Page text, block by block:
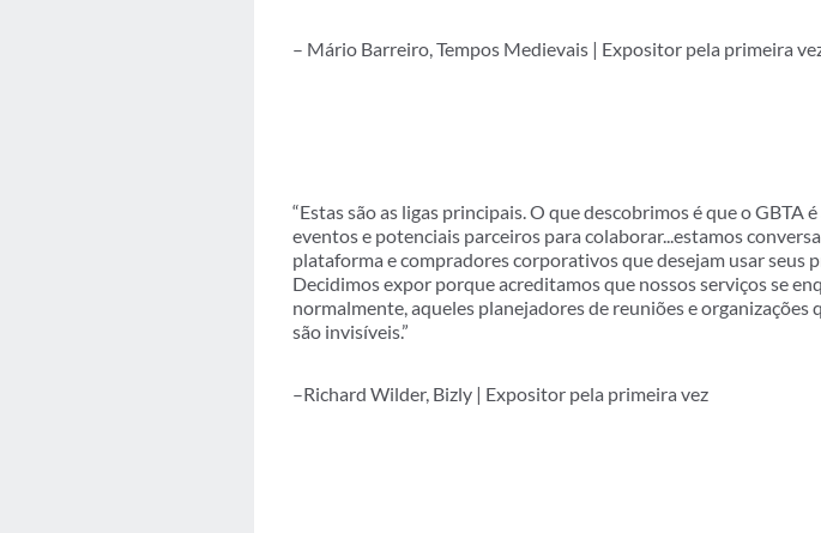
– Mário Barreiro, Tempos Medievais | Expositor pela primeira
“Estas são as ligas principais. O que descobrimos é que o
eventos e potenciais parceiros para colaborar...estamos
plataforma e compradores corporativos que desejam usar seus
Decidimos expor porque acreditamos que nossos serviços se
normalmente, aqueles planejadores de reuniões e
são invisíveis.”
–Richard Wilder, Bizly | Expositor pela primeira vez